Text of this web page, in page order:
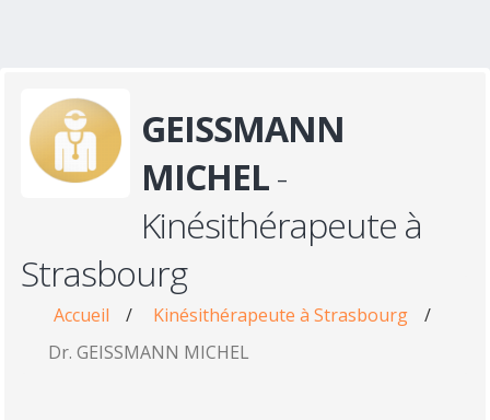
GEISSMANN
MICHEL-
Kinésithérapeute à
Strasbourg
Accueil / Kinésithérapeute à Strasbourg
/
Dr. GEISSMANN MICHEL